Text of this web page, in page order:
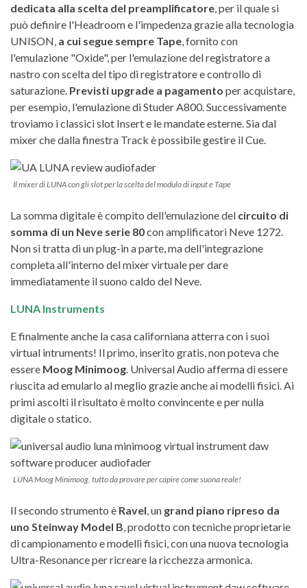
dedicata alla scelta del preamplificatore , per il quale si
può definire l'Headroom e l'impedenza grazie alla tecnologia
UNISON, a cui segue sempre Tape , fornito con
l'emulazione "Oxide", per l'emulazione del registratore a
nastro con scelta del tipo di registratore e controllo di
saturazione. Previsti upgrade a pagamento per acquistare,
per esempio, l'emulazione di Studer A800. Successivamente
troviamo i classici slot Insert e le mandate esterne. Sia dal
mixer che dalla finestra Track è possibile gestire il Cue.
Il mixer di LUNA con gli slot per la scelta del modulo di input e Tape
La somma digitale è compito dell'emulazione del circuito di
somma di un Neve serie 80con amplificatori Neve 1272.
Non si tratta di un plug-in a parte, ma dell'integrazione
completa all'interno del mixer virtuale per dare
immediatamente il suono caldo del Neve.
LUNA Instruments
E finalmente anche la casa californiana atterra con i suoi
virtual intruments! Il primo, inserito gratis, non poteva che
essere Moog Minimoog . Universal Audio afferma di essere
riuscita ad emularlo al meglio grazie anche ai modelli fisici. Ai
primi ascolti il risultato è molto convincente e per nulla
digitale o statico.
LUNA Moog Minimoog, tutto da provare per capire come suona reale!
Il secondo strumento è Ravel , un grand piano ripreso da
uno Steinway Model B , prodotto con tecniche proprietarie
di campionamento e modelli fisici, con una nuova tecnologia
Ultra-Resonance per ricreare la ricchezza armonica.